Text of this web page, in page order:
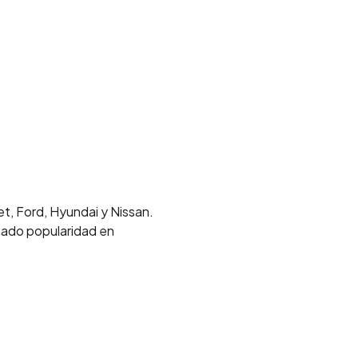
Ford, Hyundai y Nissan.
popularidad en